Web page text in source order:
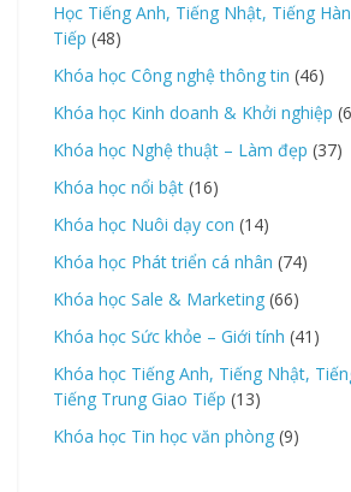
Học Tiếng Anh, Tiếng Nhật, Tiếng
Tiếp (48)
Khóa học Công nghệ thông tin (46)
Khóa học Kinh doanh & Khởi nghiệp
Khóa học Nghệ thuật – Làm đẹp (37)
Khóa học nổi bật (16)
Khóa học Nuôi dạy con (14)
Khóa học Phát triển cá nhân (74)
Khóa học Sale & Marketing (66)
Khóa học Sức khỏe – Giới tính (41)
Khóa học Tiếng Anh, Tiếng Nhật,
Tiếng Trung Giao Tiếp (13)
Khóa học Tin học văn phòng (9)